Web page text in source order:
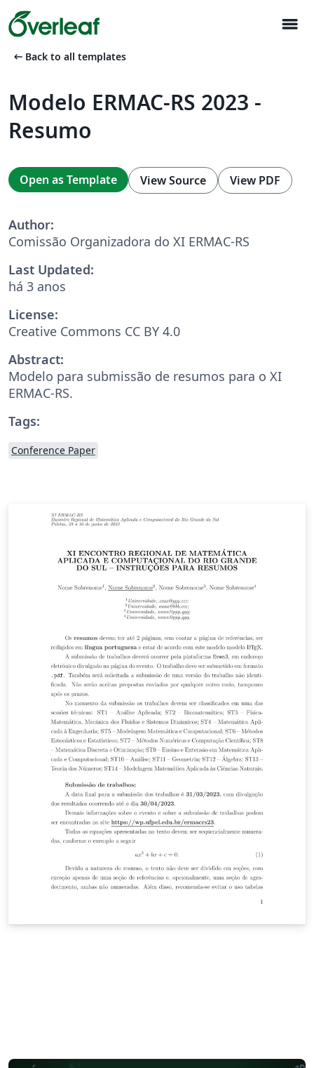
menu
arrow_left_alt Back to all templates
Modelo ERMAC-RS 2023 -
Resumo
Open as Template View Source View PDF
Author:
Comissão Organizadora do XI ERMAC-RS
Last Updated:
há 3 anos
License:
Creative Commons CC BY 4.0
Abstract:
Modelo para submissão de resumos para o XI
ERMAC-RS.
Tags:
Conference Paper